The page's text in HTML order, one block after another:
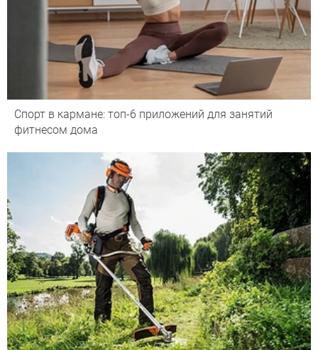
Спорт в кармане: топ-6 приложений для занятий
фитнесом дома